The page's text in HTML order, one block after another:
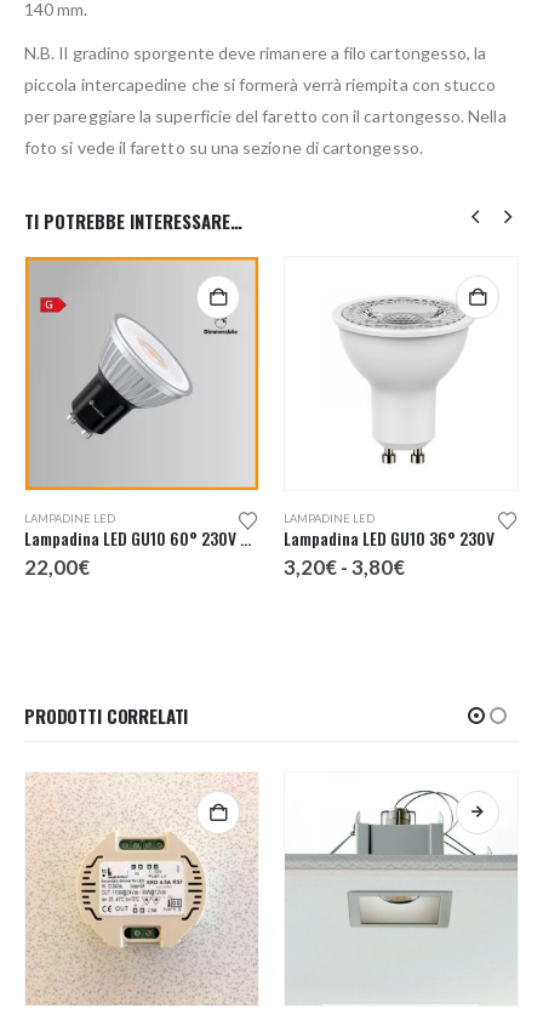
140 mm.
N.B. Il gradino sporgente deve rimanere a filo cartongesso, la
piccola intercapedine che si formerà verrà riempita con stucco
per pareggiare la superficie del faretto con il cartongesso. Nella
foto si vede il faretto su una sezione di cartongesso.
TI POTREBBE INTERESSARE…
LAMPADINE LED
Lampadina LED GU10 60° 230V Dimmerabile
22,00€
LAMPADINE LED
Lampadina LED GU10 36° 230V
3,20€ - 3,80€Fascia
PRODOTTI CORRELATI
Questo prodotto ha più varianti. Le opzioni possono essere scelte nella pagina del prodotto